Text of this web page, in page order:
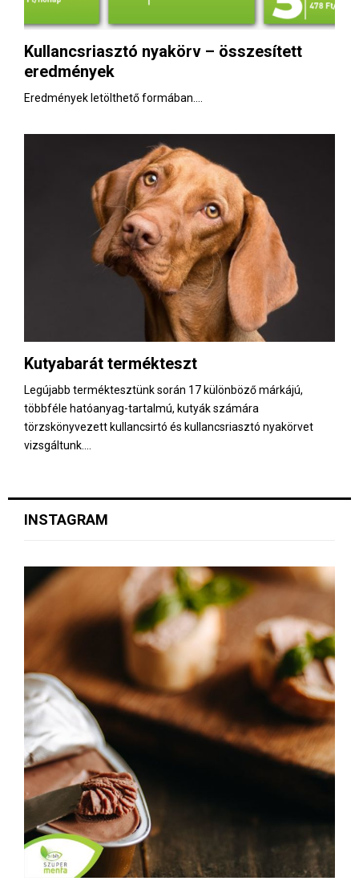
Kullancsriasztó nyakörv – összesített
eredmények
Eredmények letölthető formában....
Kutyabarát termékteszt
Legújabb terméktesztünk során 17 különböző márkájú,
többféle hatóanyag-tartalmú, kutyák számára
törzskönyvezett kullancsirtó és kullancsriasztó nyakörvet
vizsgáltunk....
INSTAGRAM